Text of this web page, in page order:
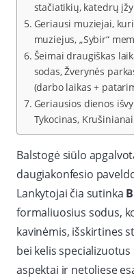
stačiatikių, katedrų
Geriausi muziejai,
muziejus, „Sybir“
Šeimai draugiškas
sodas, Žverynės
(darbo laikas +
Geriausios dienos
Tykocinas,
Balstogė siūlo
daugiakonfesio
Lankytojai čia sutinka
formaliuosius sodus,
kavinėmis, išskirtines
bei kelis
aspektai ir netoliese